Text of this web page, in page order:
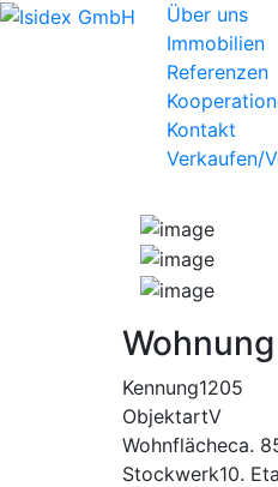
Über uns
Immobilien
Referenzen
Kontakt
Verkaufen/
Kennung1205
ObjektartV
Wohnflächeca.
Stockwerk10.